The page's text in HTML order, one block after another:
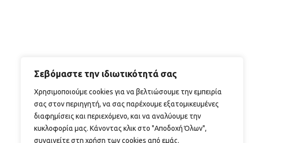
Σεβόμαστε την ιδιωτικότητά σας
Χρησιμοποιούμε cookies για να βελτιώσουμε την εμπειρία
σας στον περιηγητή, να σας παρέχουμε εξατομικευμένες
διαφημίσεις και περιεχόμενο, και να αναλύουμε την
κυκλοφορία μας. Κάνοντας κλικ στο "Αποδοχή Όλων",
συναινείτε στη χρήση των cookies από εμάς.